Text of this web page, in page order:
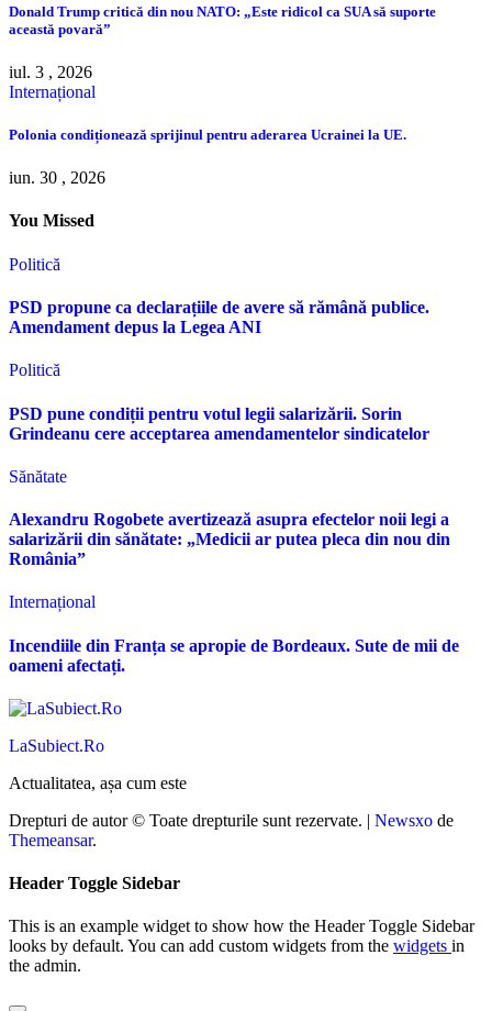
Donald Trump critică din nou NATO: „Este ridicol ca SUA să suporte
această povară”
iul. 3 , 2026
Internațional
Polonia condiționează sprijinul pentru aderarea Ucrainei la UE.
iun. 30 , 2026
You Missed
Politică
PSD propune ca declarațiile de avere să rămână publice.
Amendament depus la Legea ANI
Politică
PSD pune condiții pentru votul legii salarizării. Sorin
Grindeanu cere acceptarea amendamentelor sindicatelor
Sănătate
Alexandru Rogobete avertizează asupra efectelor noii legi a
salarizării din sănătate: „Medicii ar putea pleca din nou din
România”
Internațional
Incendiile din Franța se apropie de Bordeaux. Sute de mii de
oameni afectați.
LaSubiect.Ro
Actualitatea, așa cum este
Drepturi de autor © Toate drepturile sunt rezervate. | Newsxo de
Themeansar.
Header Toggle Sidebar
This is an example widget to show how the Header Toggle Sidebar
looks by default. You can add custom widgets from the widgets in
the admin.